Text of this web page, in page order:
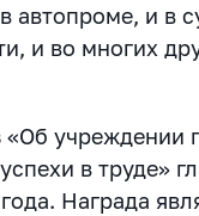
автопроме, и в
и во многих
учреждении
в труде»
года. Награда